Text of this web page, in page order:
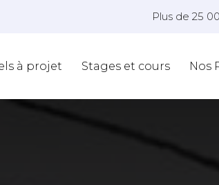
Plus de 25
à projet Stages et cours Nos